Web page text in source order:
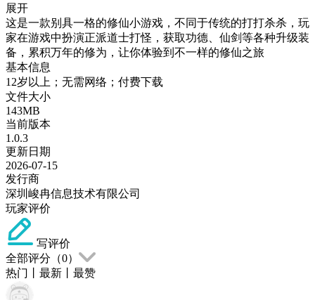
展开
这是一款别具一格的修仙小游戏，不同于传统的打打杀杀，玩
家在游戏中扮演正派道士打怪，获取功德、仙剑等各种升级装
备，累积万年的修为，让你体验到不一样的修仙之旅
基本信息
12岁以上；无需网络；付费下载
文件大小
143MB
当前版本
1.0.3
更新日期
2026-07-15
发行商
深圳峻冉信息技术有限公司
玩家评价
写评价
全部评分（0）
热门
最新 最赞